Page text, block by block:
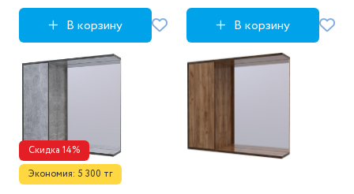
В корзину В корзину
Скидка 14%
Экономия: 5 300 тг